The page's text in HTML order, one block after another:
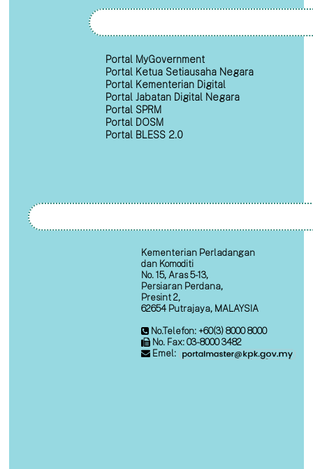
Portal MyGovernment
Portal Ketua Setiausaha Negara
Portal Kementerian Digital
Portal Jabatan Digital Negara
Portal SPRM
Portal DOSM
Portal BLESS 2.0
Kementerian Perladangan
dan Komoditi
No. 15, Aras 5-13,
Persiaran Perdana,
Presint 2,
62654 Putrajaya, MALAYSIA
No.Telefon: +60(3) 8000 8000
No. Fax: 03-8000 3482
Emel: